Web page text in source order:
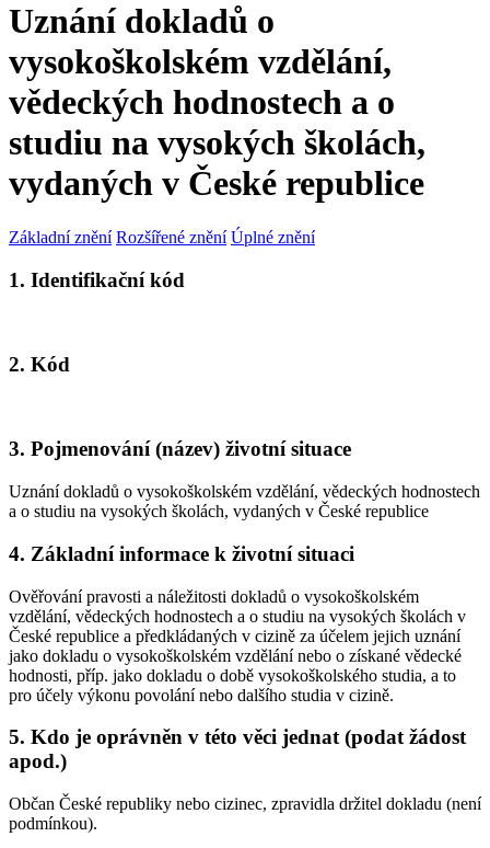
Uznání dokladů o
vysokoškolském vzdělání,
vědeckých hodnostech a o
studiu na vysokých školách,
vydaných v České republice
Základní znění Rozšířené znění Úplné znění
1. Identifikační kód
2. Kód
3. Pojmenování (název) životní situace
Uznání dokladů o vysokoškolském vzdělání, vědeckých hodnostech
a o studiu na vysokých školách, vydaných v České republice
4. Základní informace k životní situaci
Ověřování pravosti a náležitosti dokladů o vysokoškolském
vzdělání, vědeckých hodnostech a o studiu na vysokých školách v
České republice a předkládaných v cizině za účelem jejich uznání
jako dokladu o vysokoškolském vzdělání nebo o získané vědecké
hodnosti, příp. jako dokladu o době vysokoškolského studia, a to
pro účely výkonu povolání nebo dalšího studia v cizině.
5. Kdo je oprávněn v této věci jednat (podat žádost
apod.)
Občan České republiky nebo cizinec, zpravidla držitel dokladu (není
podmínkou).